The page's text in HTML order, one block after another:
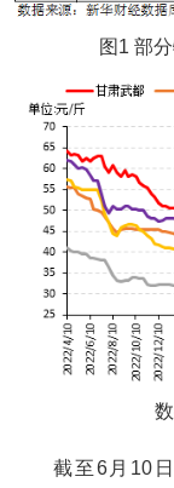
图1 部
截至6月10